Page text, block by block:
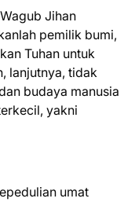
Jihan
pemilik bumi,
Tuhan untuk
lanjutnya, tidak
budaya manusia
yakni
umat